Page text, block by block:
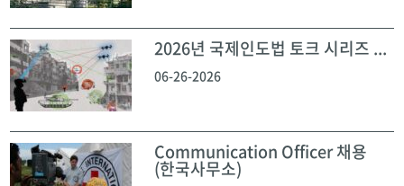
2026년 국제인도법 토크 시리즈 ...
06-26-2026
Communication Officer 채용
(한국사무소)